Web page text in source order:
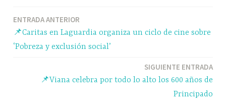
pp m rti
r
Navegación
de
ENTRADA ANTERIOR
📌Caritas en Laguardia organiza un ciclo de cine sobre
‘Pobreza y exclusión social’
SIGUIENTE ENTRADA
📌Viana celebra por todo lo alto los 600 años de
Principado